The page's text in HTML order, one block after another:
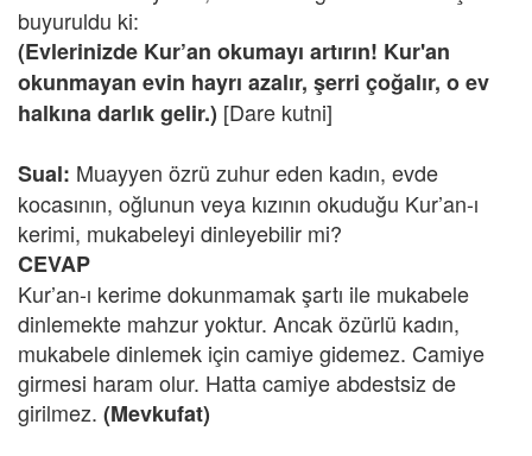
buyuruldu ki:
(Evlerinizde Kur’an okumayı artırın! Kur'an
okunmayan evin hayrı azalır, şerri çoğalır, o ev
halkına darlık gelir.) [Dare kutni]
Sual: Muayyen özrü zuhur eden kadın, evde
kocasının, oğlunun veya kızının okuduğu Kur’an-ı
kerimi, mukabeleyi dinleyebilir mi?
CEVAP
Kur’an-ı kerime dokunmamak şartı ile mukabele
dinlemekte mahzur yoktur. Ancak özürlü kadın,
mukabele dinlemek için camiye gidemez. Camiye
girmesi haram olur. Hatta camiye abdestsiz de
girilmez. (Mevkufat)